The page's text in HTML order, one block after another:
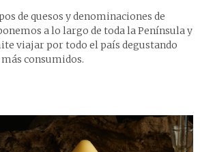
de quesos y denominaciones de
a lo largo de toda la Península y
viajar por todo el país degustando
consumidos.